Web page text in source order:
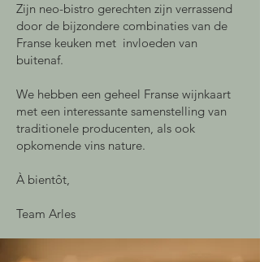
Zijn neo-bistro gerechten zijn verrassend
door de bijzondere combinaties van de
Franse keuken met invloeden van
buitenaf.
We hebben een geheel Franse wijnkaart
met een interessante samenstelling van
traditionele producenten, als ook
opkomende vins nature.
À bientôt,
Team Arles